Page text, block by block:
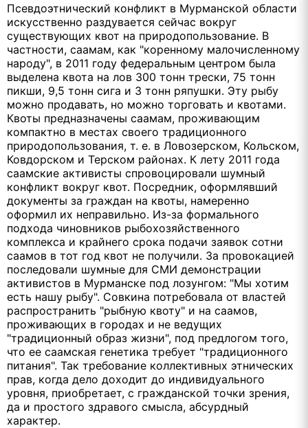
Псевдоэтнический конфликт в Мурманской области
искусственно раздувается сейчас вокруг
существующих квот на природопользование. В
частности, саамам, как "коренному малочисленному
народу", в 2011 году федеральным центром была
выделена квота на лов 300 тонн трески, 75 тонн
пикши, 9,5 тонн сига и 3 тонн ряпушки. Эту рыбу
можно продавать, но можно торговать и квотами.
Квоты предназначены саамам, проживающим
компактно в местах своего традиционного
природопользования, т. е. в Ловозерском, Кольском,
Ковдорском и Терском районах. К лету 2011 года
саамские активисты спровоцировали шумный
конфликт вокруг квот. Посредник, оформлявший
документы за граждан на квоты, намеренно
оформил их неправильно. Из-за формального
подхода чиновников рыбохозяйственного
комплекса и крайнего срока подачи заявок сотни
саамов в тот год квот не получили. За провокацией
последовали шумные для СМИ демонстрации
активистов в Мурманске под лозунгом: "Мы хотим
есть нашу рыбу". Совкина потребовала от властей
распространить "рыбную квоту" и на саамов,
проживающих в городах и не ведущих
"традиционный образ жизни", под предлогом того,
что ее саамская генетика требует "традиционного
питания". Так требование коллективных этнических
прав, когда дело доходит до индивидуального
уровня, приобретает, с гражданской точки зрения,
да и простого здравого смысла, абсурдный
характер.